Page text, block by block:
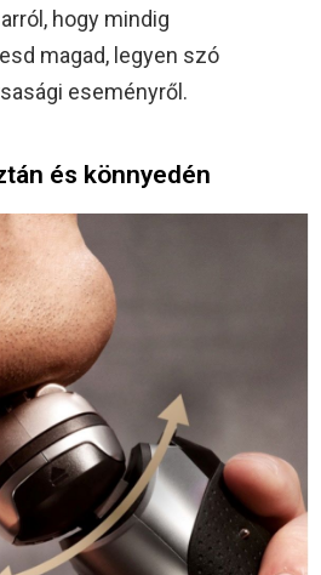
hogy mindig
magad, legyen szó
eseményről.
és könnyedén